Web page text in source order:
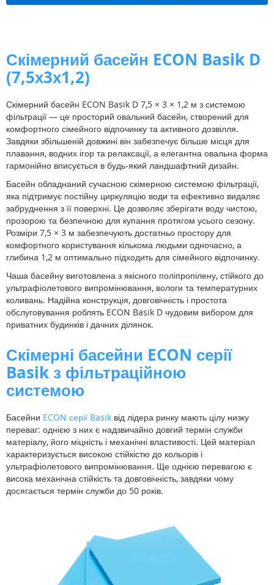
Скімерний басейн ECON Basik D
(7,5х3х1,2)
Скімерний басейн ECON Basik D 7,5 × 3 × 1,2 м з системою
фільтрації — це просторий овальний басейн, створений для
комфортного сімейного відпочинку та активного дозвілля.
Завдяки збільшеній довжині він забезпечує більше місця для
плавання, водних ігор та релаксації, а елегантна овальна форма
гармонійно вписується в будь-який ландшафтний дизайн.
Басейн обладнаний сучасною скімерною системою фільтрації,
яка підтримує постійну циркуляцію води та ефективно видаляє
забруднення з її поверхні. Це дозволяє зберігати воду чистою,
прозорою та безпечною для купання протягом усього сезону.
Розміри 7,5 × 3 м забезпечують достатньо простору для
комфортного користування кількома людьми одночасно, а
глибина 1,2 м оптимально підходить для сімейного відпочинку.
Чаша басейну виготовлена з якісного поліпропілену, стійкого до
ультрафіолетового випромінювання, вологи та температурних
коливань. Надійна конструкція, довговічність і простота
обслуговування роблять ECON Basik D чудовим вибором для
приватних будинків і дачних ділянок.
Скімерні басейни ECON серії
Basik з фільтраційною
системою
Басейни ECON серії Basik від лідера ринку мають цілу низку
переваг: однією з них є надзвичайно довгий термін служби
матеріалу, його міцність і механічні властивості. Цей матеріал
характеризується високою стійкістю до кольорів і
ультрафіолетового випромінювання. Ще однією перевагою є
висока механічна стійкість та довговічність, завдяки чому
досягається термін служби до 50 років.